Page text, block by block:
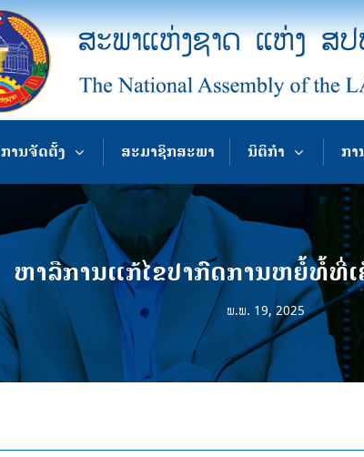
ການຈັດຕັ້ງ ສະມາຊິກສະພາ ນິຕິກຳ ກາ
ຫາລືການແກ້ໄຂປາກົດການຫຍໍ້ທໍ້ທີ່ເ
ພ.ພ. 19, 2025